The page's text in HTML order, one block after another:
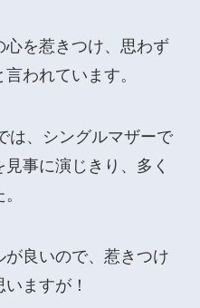
を惹きつけ、思わず
われています。
は、シングルマザーで
事に演じきり、多く
が良いので、惹きつけ
ますが！